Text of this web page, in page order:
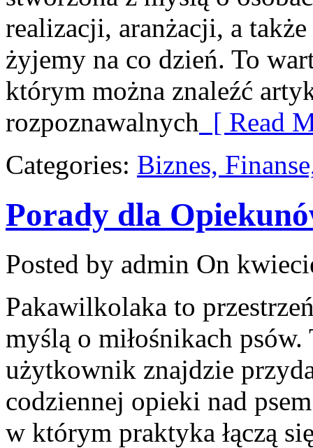
realizacji, aranżacji, a
żyjemy na co dzień. To
którym można znaleźć
rozpoznawalnych [ Read
Categories: Biznes,
Porady dla
Posted by admin On
Pakawilkolaka to
myślą o miłośnikach
użytkownik znajdzie
codziennej opieki nad
w którym praktyka łączą